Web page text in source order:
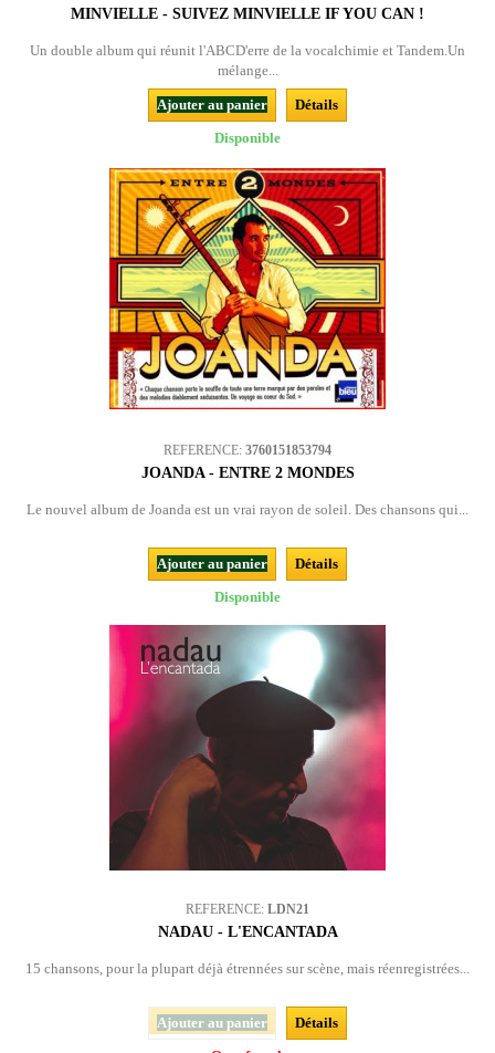
MINVIELLE - SUIVEZ MINVIELLE IF YOU CAN !
Un double album qui réunit l'ABCD'erre de la vocalchimie et Tandem.Un
mélange...
Ajouter au panier
Détails
Disponible
REFERENCE: 3760151853794
JOANDA - ENTRE 2 MONDES
Le nouvel album de Joanda est un vrai rayon de soleil. Des chansons qui...
Ajouter au panier
Détails
Disponible
REFERENCE: LDN21
NADAU - L'ENCANTADA
15 chansons, pour la plupart déjà étrennées sur scène, mais réenregistrées...
Ajouter au panier
Détails